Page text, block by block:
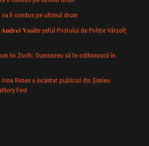
va fi condus pe ultimul drum
𝐕𝐚𝐬𝐢𝐥e şeful Postului de Poliție Vârșolț
lin Zsolti. Dumnezeu sã te odihneascã în
Irina Rimes a încântat publicul din Şimleu
Fest